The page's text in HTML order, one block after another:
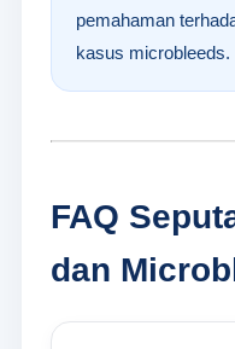
pemahaman
kasus microbleeds.
FAQ
dan